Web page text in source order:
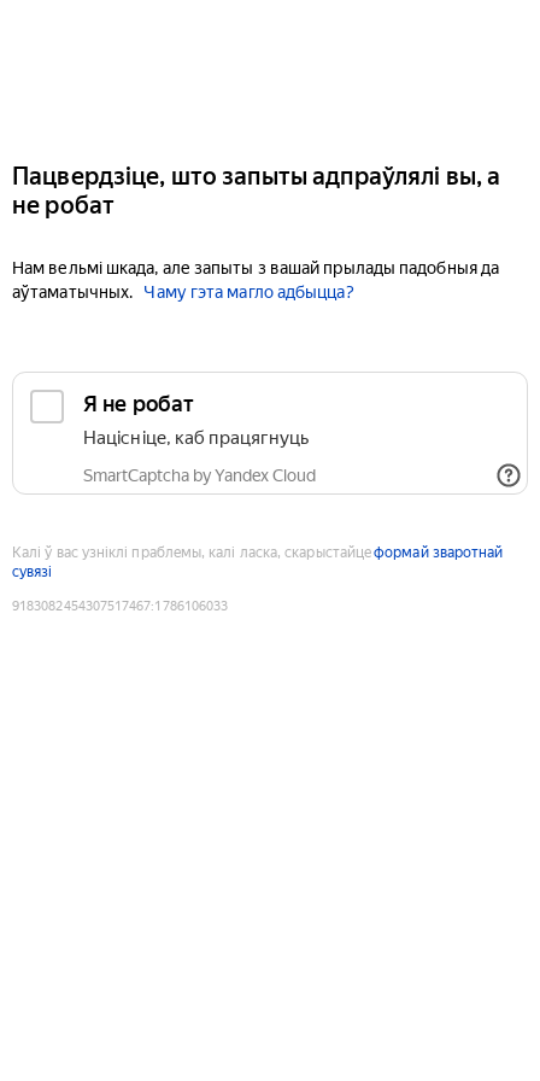
Пацвердзіце, што запыты адпраўлялі вы, а
не робат
Нам вельмі шкада, але запыты з вашай прылады падобныя да
аўтаматычных.
Чаму гэта магло адбыцца?
Я не робат
Націсніце, каб працягнуць
SmartCaptcha by Yandex Cloud
Калі ў вас узніклі праблемы, калі ласка, скарыстайцеформай зваротнай
сувязі
9183082454307517467:1786106033